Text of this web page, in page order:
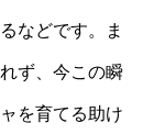
などです。ま
ず、今この瞬
を育てる助け